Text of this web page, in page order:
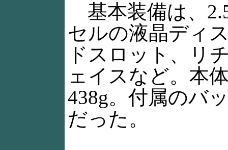
基本装備は、
セルの液晶ディ
ドスロット、リ
ェイスなど。本
438g。付属のバ
だった。